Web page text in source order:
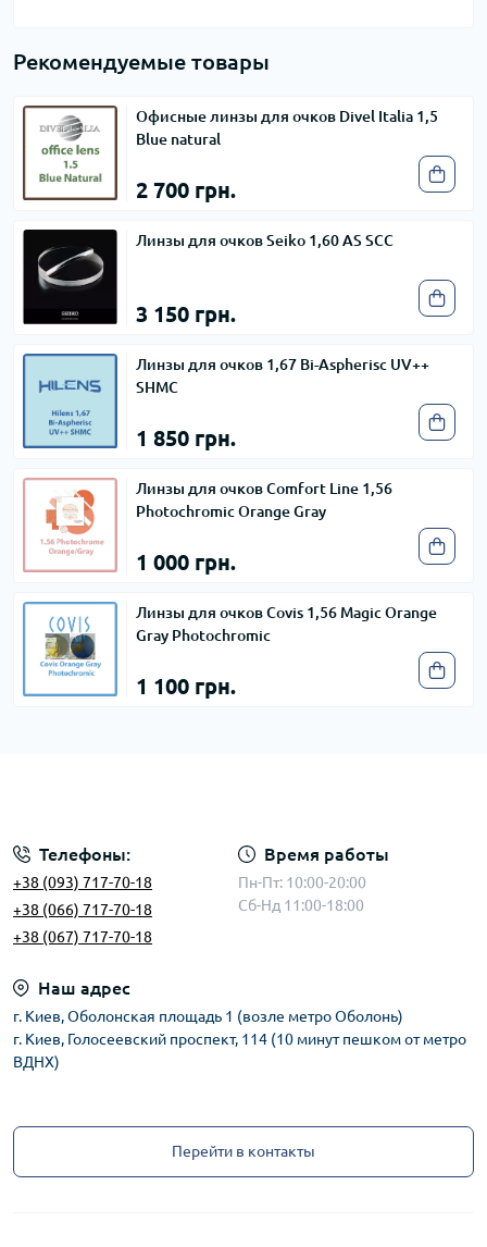
Рекомендуемые товары
Офисные линзы для очков Divel Italia 1,5
Blue natural
2 700 грн.
Линзы для очков Seiko 1,60 AS SCC
3 150 грн.
Линзы для очков 1,67 Bi-Aspherisc UV++
SHMC
1 850 грн.
Линзы для очков Comfort Line 1,56
Photochromic Orange Gray
1 000 грн.
Линзы для очков Covis 1,56 Magic Orange
Gray Photochromic
1 100 грн.
Телефоны:
+38 (093) 717-70-18
+38 (066) 717-70-18
+38 (067) 717-70-18
Время работы
Пн-Пт: 10:00-20:00
Сб-Нд 11:00-18:00
Наш адрес
г. Киев, Оболонская площадь 1 (возле метро Оболонь)
г. Киев, Голосеевский проспект, 114 (10 минут пешком от метро
ВДНХ)
Перейти в контакты